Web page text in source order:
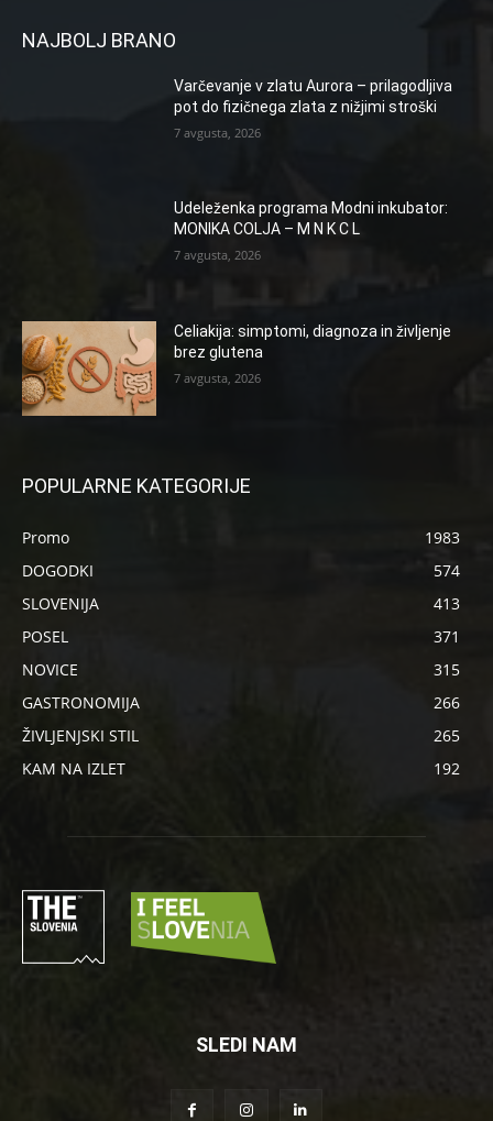
NAJBOLJ BRANO
Varčevanje v zlatu Aurora – prilagodljiva
pot do fizičnega zlata z nižjimi stroški
7 avgusta, 2026
Udeleženka programa Modni inkubator:
MONIKA COLJA – M N K C L
7 avgusta, 2026
Celiakija: simptomi, diagnoza in življenje
brez glutena
7 avgusta, 2026
POPULARNE KATEGORIJE
Promo
1983
DOGODKI
574
SLOVENIJA
413
POSEL
371
NOVICE
315
GASTRONOMIJA
266
ŽIVLJENJSKI STIL
265
KAM NA IZLET
192
SLEDI NAM